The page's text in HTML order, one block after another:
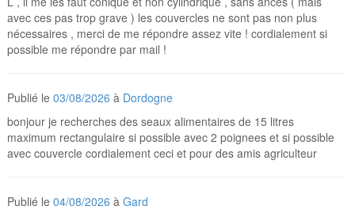
avec ces pas trop grave ) les couvercles ne sont pas non plus
nécessaires , merci de me répondre assez vite ! cordialement si
possible me répondre par mail !
Publié le03/08/2026 à Dordogne
bonjour je recherches des seaux alimentaires de 15 litres
maximum rectangulaire si possible avec 2 poignees et si possible
avec couvercle cordialement ceci et pour des amis agriculteur
Publié le04/08/2026 àGard